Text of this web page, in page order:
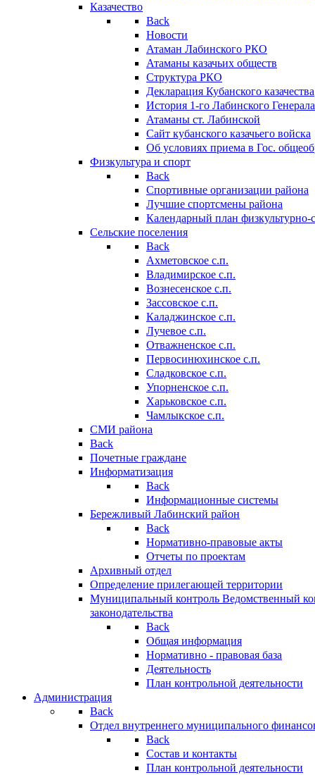
Казачество
Back
Новости
Атаман Лабинского РКО
Атаманы казачьих обществ
Структура РКО
Декларация Кубанского казачества
История 1-го Лабинского
Атаманы ст. Лабинской
Cайт кубанского казачьего войска
Об условиях приема в Гос.
Физкультура и спорт
Back
Спортивные организации района
Лучшие спортсмены района
Календарный план
Сельские поселения
Back
Ахметовское с.п.
Владимирское с.п.
Вознесенское с.п.
Зассовское с.п.
Каладжинское с.п.
Лучевое с.п.
Отважненское с.п.
Первосинюхинское с.п.
Сладковское с.п.
Упорненское с.п.
Харьковское с.п.
Чамлыкское с.п.
СМИ района
Back
Почетные граждане
Информатизация
Back
Информационные системы
Бережливый Лабинский район
Back
Нормативно-правовые акты
Отчеты по проектам
Архивный отдел
Определение прилегающей территории
Муниципальный контроль Ведомственный
законодательства
Back
Общая информация
Нормативно - правовая база
Деятельность
План контрольной деятельности
Администрация
Back
Отдел внутреннего муниципального
Back
Состав и контакты
План контрольной деятельности